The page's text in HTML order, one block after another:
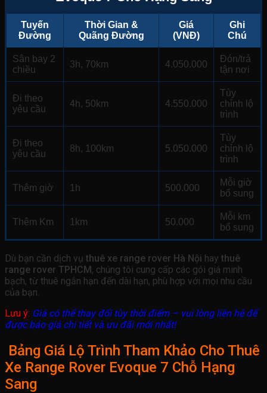
Tuyến
Đường
Thời Gian &
Quãng Đường
Giá
(VNĐ)
Ghi
Chú
Sân bay 2
chiều
3h, 70km 4.050.000
Đón/trả
tận nơi
Đi theo
yêu cầu
4h, 50km 4.550.000
Tùy
chỉnh lộ
trình
Đi theo
yêu cầu
8h, 100km 5.050.000
Tùy
chỉnh lộ
trình
Thêm giờ 1h 500.000
Mỗi giờ
bổ sung
Thêm Km 1km 50.000
Mỗi km
bổ sung
Dù bạn cần dịch vụ thuê xe range rover Hà Nội hay thuê
range rover TPHCM, chúng tôi cung cấp các gói giá minh
bạch, từ thuê ngắn hạn đến dài hạn, phù hợp với mọi nhu cầu
của bạn.
Lưu ý: Giá có thể thay đổi tùy thời điểm – vui lòng liên hệ để
được báo giá chi tiết và ưu đãi mới nhất!
Bảng Giá Lộ Trình Tham Khảo Cho Thuê
Xe Range Rover Evoque 7 Chỗ Hạng
Sang